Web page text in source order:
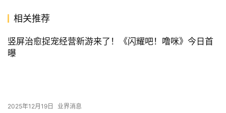
相关推荐
竖屏治愈捉宠经营新游来了！《闪耀吧！噜咪》今日首
曝
2025年12月19日 业界消息